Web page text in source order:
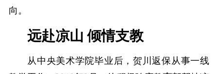
向。
远赴凉山 倾情支教
从中央美术学院毕业后，贺川返保从事一线